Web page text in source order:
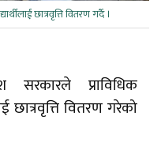
छात्रवृत्ति वितरण गर्दै ।
सरकारले प्राविधिक
छात्रवृत्ति वितरण गरेको